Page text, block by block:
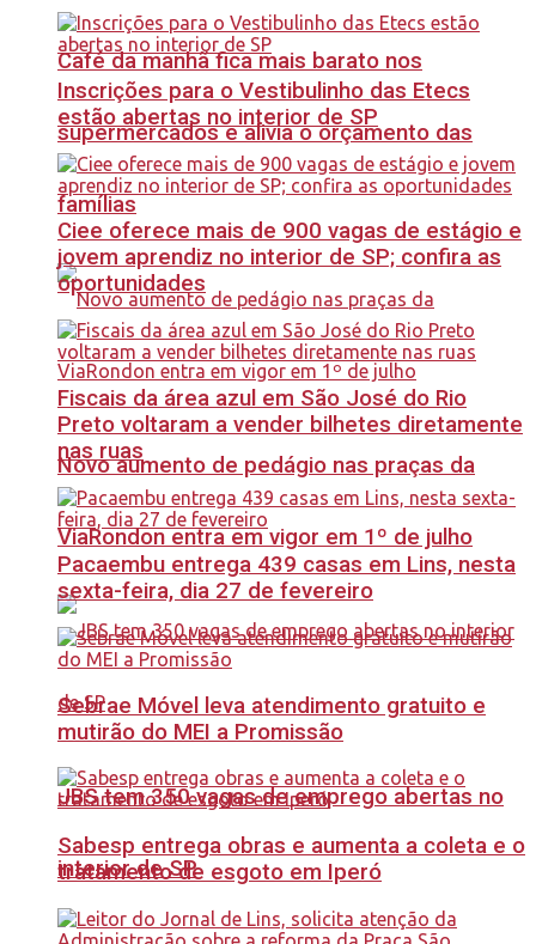
Café da manhã fica mais barato nos
supermercados e alivia o orçamento das
famílias
Novo aumento de pedágio nas praças da
ViaRondon entra em vigor em 1º de julho
JBS tem 350 vagas de emprego abertas no
interior de SP
Inscrições para o Vestibulinho das Etecs
estão abertas no interior de SP
Ciee oferece mais de 900 vagas de estágio e
jovem aprendiz no interior de SP; confira as
oportunidades
Fiscais da área azul em São José do Rio
Preto voltaram a vender bilhetes diretamente
nas ruas
Pacaembu entrega 439 casas em Lins, nesta
sexta-feira, dia 27 de fevereiro
Sebrae Móvel leva atendimento gratuito e
mutirão do MEI a Promissão
Sabesp entrega obras e aumenta a coleta e o
tratamento de esgoto em Iperó